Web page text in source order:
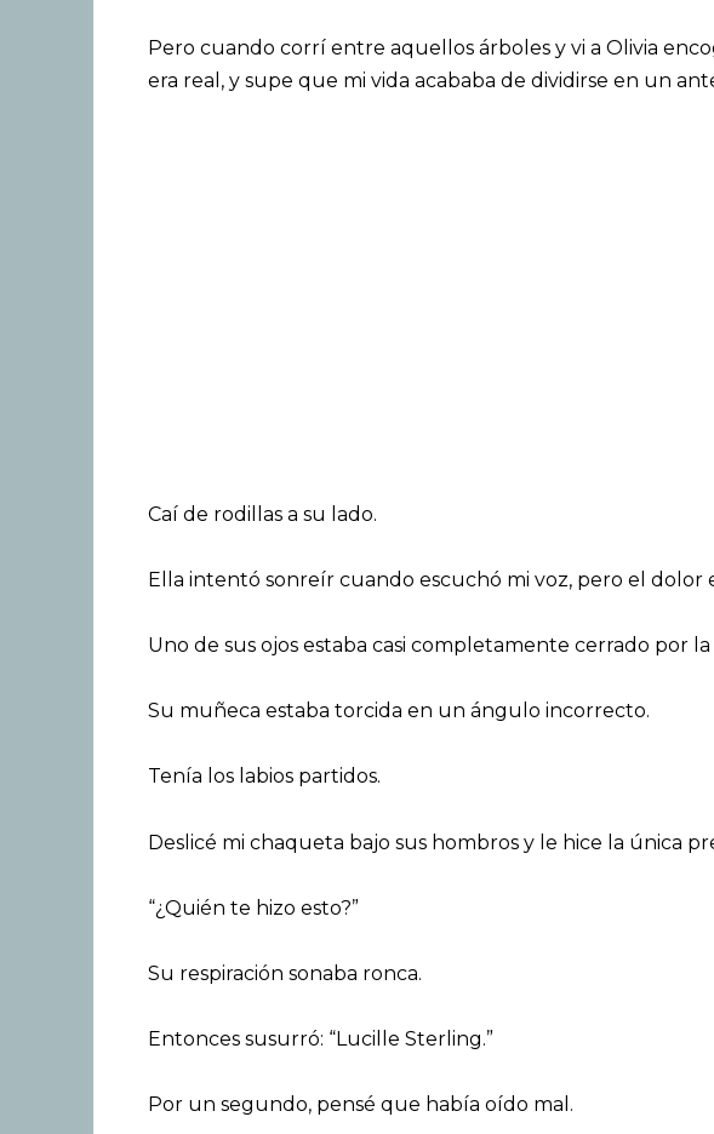
Pero cuando corrí entre aquellos árboles y vi a Olivia
era real, y supe que mi vida acababa de dividirse en un
Caí de rodillas a su lado.
Ella intentó sonreír cuando escuchó mi voz, pero el dolor
Uno de sus ojos estaba casi completamente cerrado por
Su muñeca estaba torcida en un ángulo incorrecto.
Tenía los labios partidos.
Deslicé mi chaqueta bajo sus hombros y le hice la única
“¿Quién te hizo esto?”
Su respiración sonaba ronca.
Entonces susurró: “Lucille Sterling.”
Por un segundo, pensé que había oído mal.